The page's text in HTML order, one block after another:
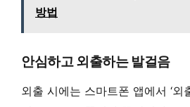
방법
안심하고 외출하는 발걸음
외출 시에는 스마트폰 앱에서 ‘외